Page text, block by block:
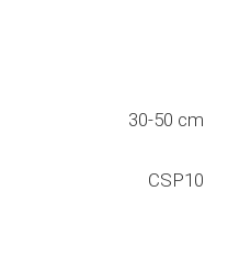
30-50 cm
CSP10